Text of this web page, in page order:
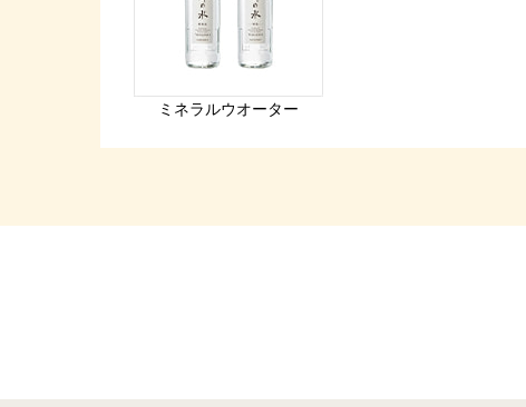
ミネラルウオーター